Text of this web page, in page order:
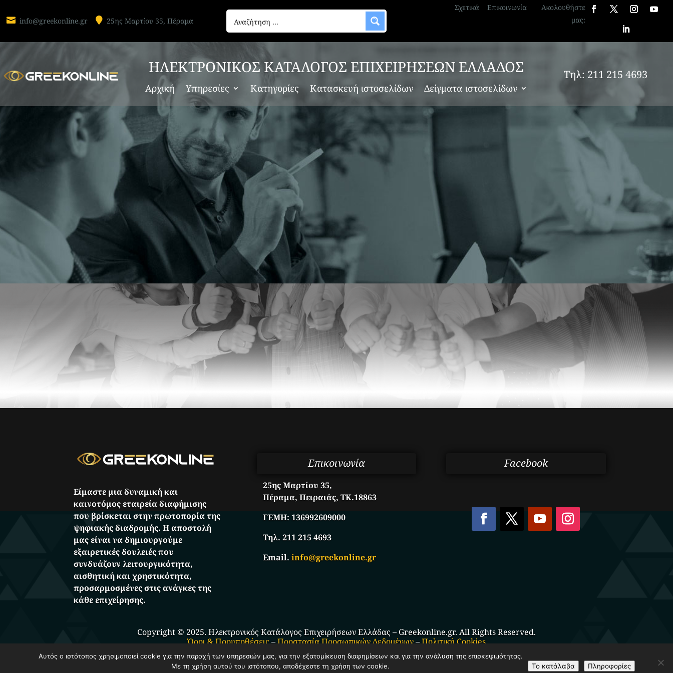
 info@greekonline.gr  25ης Μαρτίου 35, Πέραμα
Σχετικά Επικοινωνία
Ακολουθήστε
μας:
ΗΛΕΚΤΡΟΝΙΚΟΣ ΚΑΤΑΛΟΓΟΣ ΕΠΙΧΕΙΡΗΣΕΩΝ ΕΛΛΑΔΟΣ
Αρχική Υπηρεσίες Κατηγορίες Κατασκευή ιστοσελίδων Δείγματα ιστοσελίδων
Τηλ: 211 215 4693
HELLAS OIL AE
ΕΛΑΙΟΥΡΓΙΚΕΣ ΕΠΙΧΕΙΡΗΣΕΙΣ
Η Hellas Oil AE, με έδρα την Αμαλιάδα και υποκαταστήματα στη Συντριάδα στον Πύργο Ηλείας, αποτελεί
μία από τις κορυφαίες ελαιουργικές επιχειρήσεις της χώρας, με πολυετή εμπειρία στην εμπορία και αγορά
ελαιολάδου. Ως μια αμιγώς ελληνική οικογενειακή εταιρεία, η Hellas...
Είμαστε μια δυναμική και
καινοτόμος εταιρεία διαφήμισης
που βρίσκεται στην πρωτοπορία της
ψηφιακής διαδρομής. Η αποστολή
μας είναι να δημιουργούμε
εξαιρετικές δουλειές που
συνδυάζουν λειτουργικότητα,
αισθητική και χρηστικότητα,
προσαρμοσμένες στις ανάγκες της
κάθε επιχείρησης.
Επικοινωνία
25ης Μαρτίου 35,
Πέραμα, Πειραιάς, ΤΚ.18863
ΓΕΜΗ:136992609000
Τηλ. 211 215 4693
Email.info@greekonline.gr
Facebook
Copyright © 2025. Ηλεκτρονικός Κατάλογος Επιχειρήσεων Ελλάδας – Greekonline.gr. All Rights Reserved.
Όροι & Προυποθέσεις–Προστασία Προσωπικών Δεδομένων–Πολιτική Cookies
Αυτός ο ιστότοπος χρησιμοποιεί cookie για την παροχή των υπηρεσιών μας, για την εξατομίκευση διαφημίσεων και για την ανάλυση της επισκεψιμότητας.
Με τη χρήση αυτού του ιστότοπου, αποδέχεστε τη χρήση των cookie.
Το κατάλαβα Πληροφορίες